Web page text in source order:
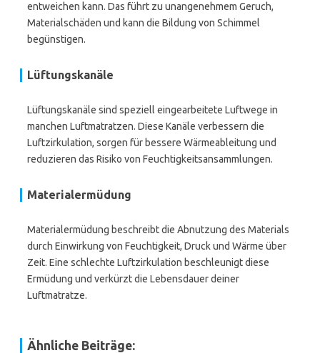
entweichen kann. Das führt zu unangenehmem Geruch,
Materialschäden und kann die Bildung von Schimmel
begünstigen.
Lüftungskanäle
Lüftungskanäle sind speziell eingearbeitete Luftwege in
manchen Luftmatratzen. Diese Kanäle verbessern die
Luftzirkulation, sorgen für bessere Wärmeableitung und
reduzieren das Risiko von Feuchtigkeitsansammlungen.
Materialermüdung
Materialermüdung beschreibt die Abnutzung des Materials
durch Einwirkung von Feuchtigkeit, Druck und Wärme über
Zeit. Eine schlechte Luftzirkulation beschleunigt diese
Ermüdung und verkürzt die Lebensdauer deiner
Luftmatratze.
Ähnliche Beiträge: